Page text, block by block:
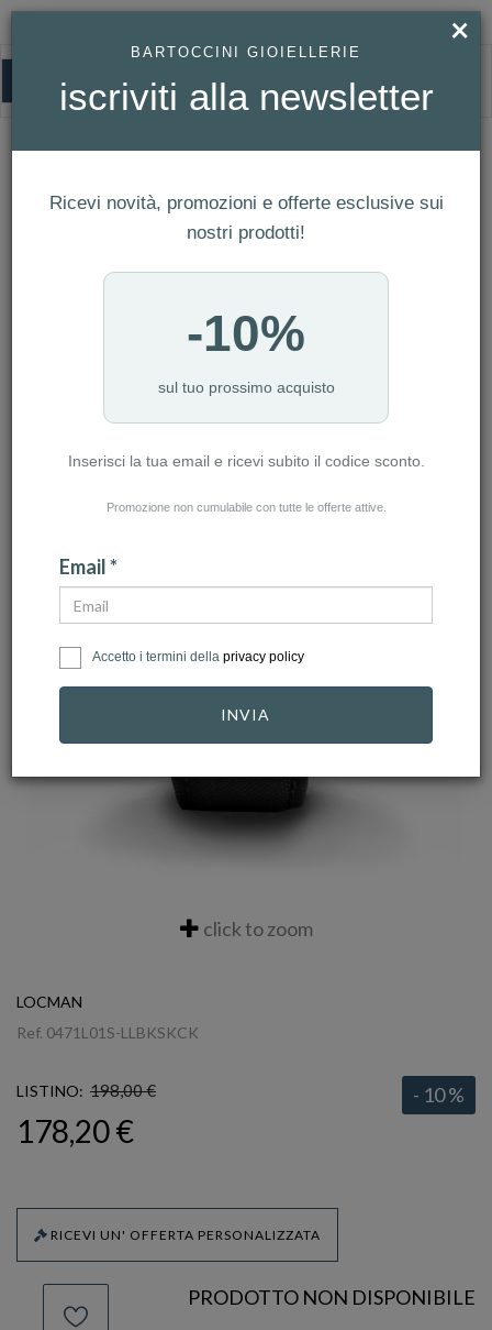
HOMEPAGE
OROLOGIO LOCMAN SPORT ANNIVERSARY REF. 0471L01S-LLBKSKCK
Ref. 0471L01S-LLBKSKCK
click to zoom
LOCMAN
Ref. 0471L01S-LLBKSKCK
LISTINO: 198,00 € - 10 %
178,20 €
RICEVI UN' OFFERTA PERSONALIZZATA
PRODOTTO NON DISPONIBILE
×
BARTOCCINI GIOIELLERIE
iscriviti alla newsletter
Ricevi novità, promozioni e offerte esclusive sui
nostri prodotti!
-10%
sul tuo prossimo acquisto
Inserisci la tua email e ricevi subito il codice sconto.
Promozione non cumulabile con tutte le offerte attive.
Email *
Accetto i termini della privacy policy
INVIA